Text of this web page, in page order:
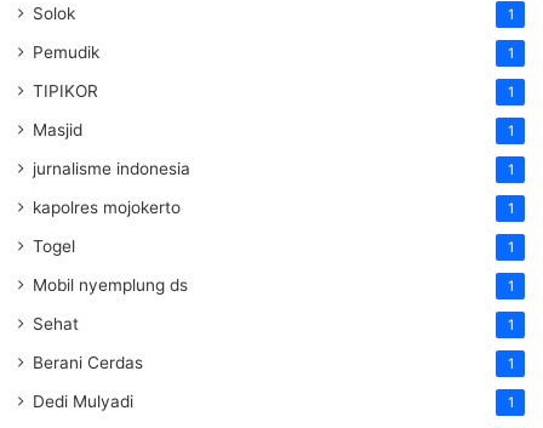
Solok 1
Pemudik 1
TIPIKOR 1
Masjid 1
jurnalisme indonesia 1
kapolres mojokerto 1
Togel 1
Mobil nyemplung ds 1
Sehat 1
Berani Cerdas 1
Dedi Mulyadi 1